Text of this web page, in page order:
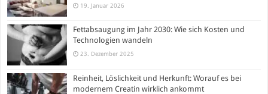
19. Januar 2026
Fettabsaugung im Jahr 2030: Wie sich Kosten und
Technologien wandeln
23. Dezember 2025
Reinheit, Löslichkeit und Herkunft: Worauf es bei
modernem Creatin wirklich ankommt